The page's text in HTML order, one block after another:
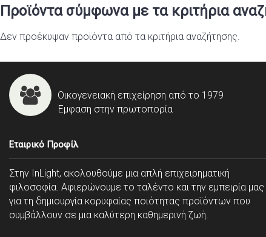
Προϊόντα σύμφωνα με τα κριτήρια
Δεν προέκυψαν προϊόντα από τα κριτήρια αναζήτησης.
Οικογενειακή επιχείρηση από το 1979
Έμφαση στην πρωτοπορία
Εταιρικό Προφίλ
Στην InLight, ακολουθούμε μια απλή επιχειρηματική
φιλοσοφία. Αφιερώνουμε το ταλέντο και την εμπειρία μας
για τη δημιουργία κορυφαίας ποιότητας προϊόντων που
συμβάλλουν σε μια καλύτερη καθημερινή ζωή.